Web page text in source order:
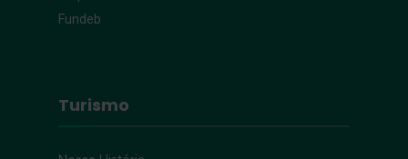
Fundeb
Turismo